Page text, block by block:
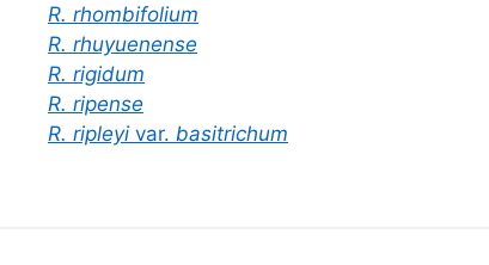
R. rhombifolium
R. rhuyuenense
R. rigidum
R. ripense
R. ripleyi var. basitrichum